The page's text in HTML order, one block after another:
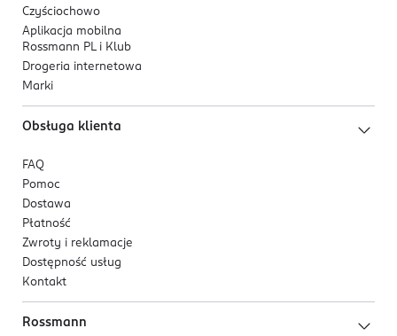
Czyściochowo
Aplikacja mobilna
Rossmann PL i Klub
Drogeria internetowa
Marki
Obsługa klienta
FAQ
Pomoc
Dostawa
Płatność
Zwroty i reklamacje
Dostępność usług
Kontakt
Rossmann